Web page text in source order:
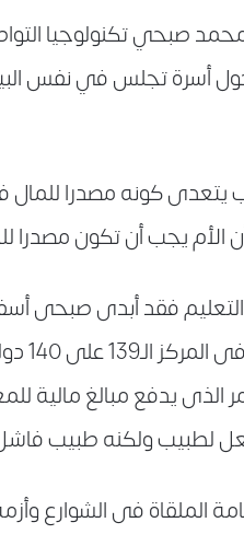
صبحي تكنولوجيا
أسرة تجلس في نفس
يتعدى كونه مصدرا
يجب أن تكون مصدرا
فقد أبدى صبحى
وصل
يدفع مبالغ مالية
لطبيب ولكنه طبيب
الملقاة فى الشوارع